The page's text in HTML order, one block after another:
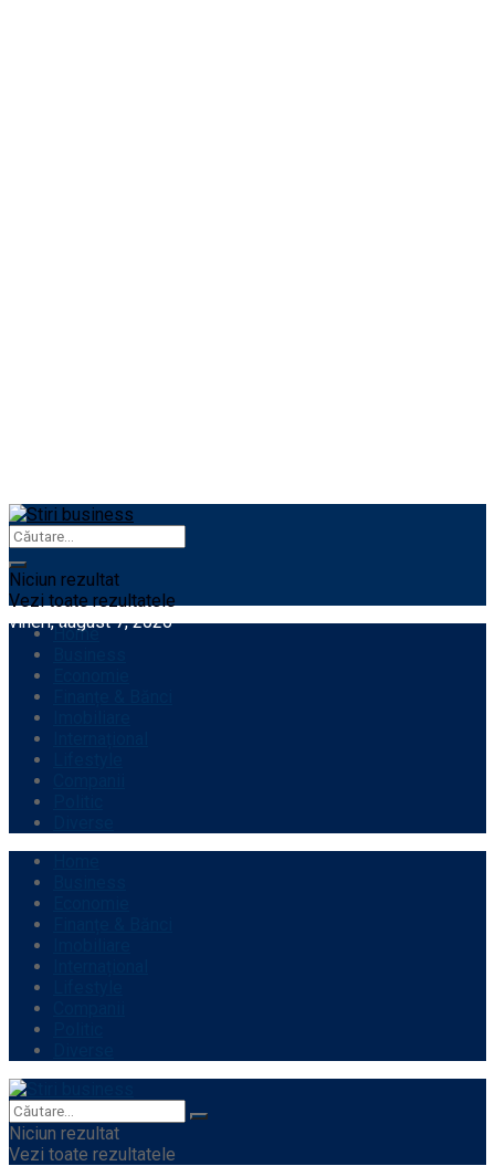
Niciun rezultat
Vezi toate rezultatele
vineri, august 7, 2026
Home
Niciun rezultat
Vezi toate rezultatele